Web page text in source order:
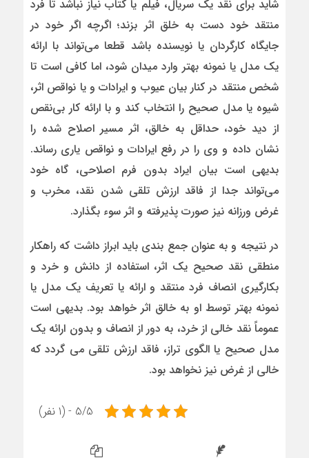
شاید برای نقد یک سریال، فیلم یا کتاب نیاز نباشد تا فرد
منتقد خود دست به خلق اثر بزند؛ اگرچه اگر خود در
جایگاه کارگردان یا نویسنده باشد قطعا می‌تواند با ارائه
یک مدل یا نمونه بهتر وارد میدان شود، اما کافی است تا
شخص منتقد در کنار بیان عیوب و ایرادات و یا نواقص اثر،
شیوه یا مدل صحیح را انتخاب کند و با ارائه کار بی‌نقص
از دید خود، حداقل به خالق، اثر مسیر اصلاح شده را
نشان داده و وی را در رفع ایرادات و نواقص یاری رساند.
بدیهی است بیان ایراد بدون فرم اصلاحی، گاه خود
می‌تواند جدا از فاقد ارزش تلقی شدن نقد، مخرب و
غرض ورزانه نیز صورت پذیرفته و اثر سوء بگذارد.
در نتیجه و به عنوان جمع بندی باید ابراز داشت که راهکار
منطقی نقد صحیح یک اثر، استفاده از دانش و خرد و
بکارگیری انصاف فرد منتقد و ارائه یا تعریف یک مدل یا
نمونه بهتر توسط او به خالق اثر خواهد بود. بدیهی است
عموماً نقد خالی از خرد، به دور از انصاف و بدون ارائه یک
مدل صحیح یا الگوی تراز، فاقد ارزش تلقی می گردد که
خالی از غرض نیز نخواهد بود.
5/5 - (1 نفر)